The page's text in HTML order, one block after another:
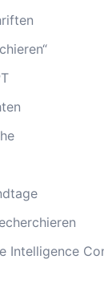
Intelligence